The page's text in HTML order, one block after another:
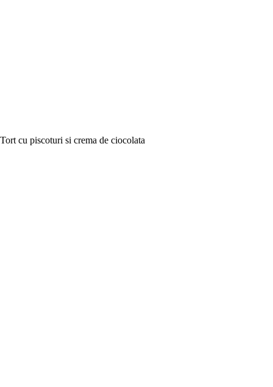
Tort cu piscoturi si crema de ciocolata